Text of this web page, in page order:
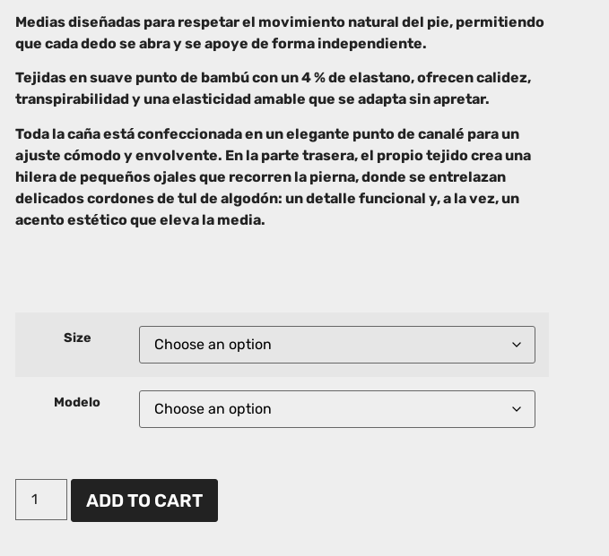
Medias diseñadas para respetar el movimiento natural del pie, permitiendo
que cada dedo se abra y se apoye de forma independiente.
Tejidas en suave punto de bambú con un 4 % de elastano, ofrecen calidez,
transpirabilidad y una elasticidad amable que se adapta sin apretar.
Toda la caña está confeccionada en un elegante punto de canalé para un
ajuste cómodo y envolvente. En la parte trasera, el propio tejido crea una
hilera de pequeños ojales que recorren la pierna, donde se entrelazan
delicados cordones de tul de algodón: un detalle funcional y, a la vez, un
acento estético que eleva la media.
Size
Modelo
ADD TO CART